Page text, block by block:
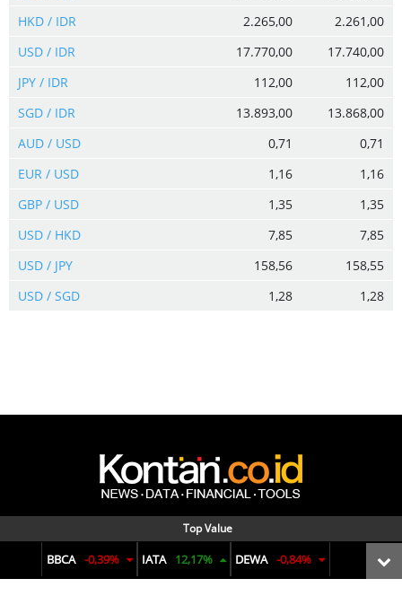
HKD / IDR
2.265,00
2.261,00
USD / IDR
17.770,00
17.740,00
JPY / IDR
112,00
112,00
SGD / IDR
13.893,00
13.868,00
AUD / USD
0,71
0,71
EUR / USD
1,16
1,16
GBP / USD
1,35
1,35
USD / HKD
7,85
7,85
USD / JPY
158,56
158,55
USD / SGD
1,28 1,28
Top Value
BBCA -0,39% IATA 12,17% DEWA -0,84%
Menyajikan data dan informasi terkini seputar pasar keuangan,
reksadana, bunga deposito, ekonomi makro, komoditas, hingga
penjualan mobil. Dengan visual yang informatif dan analisis yang
tajam untuk membuat pengambilan keputusan finansial.